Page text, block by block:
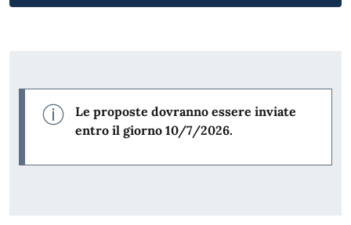
Le proposte dovranno essere inviate
entro il giorno 10/7/2026.